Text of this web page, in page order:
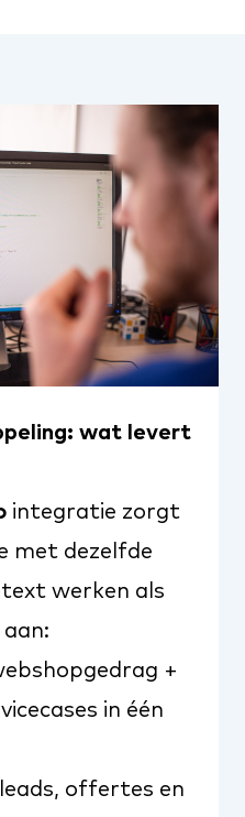
wat levert
integratie zorgt
met dezelfde
werken als
+
in één
leads, offertes en